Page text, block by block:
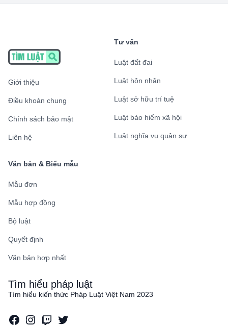
Giới thiệu
Điều khoản chung
Chính sách bảo mật
Liên hệ
Tư vấn
Luật đất đai
Luật hôn nhân
Luật sở hữu trí tuệ
Luật bảo hiểm xã hội
Luật nghĩa vụ quân sự
Văn bản & Biểu mẫu
Mẫu đơn
Mẫu hợp đồng
Bộ luật
Quyết định
Văn bản hợp nhất
Tìm hiểu pháp luật
Tìm hiểu kiến thức Pháp Luật Việt Nam 2023
Facebook
Instagram
TwitchTwitter